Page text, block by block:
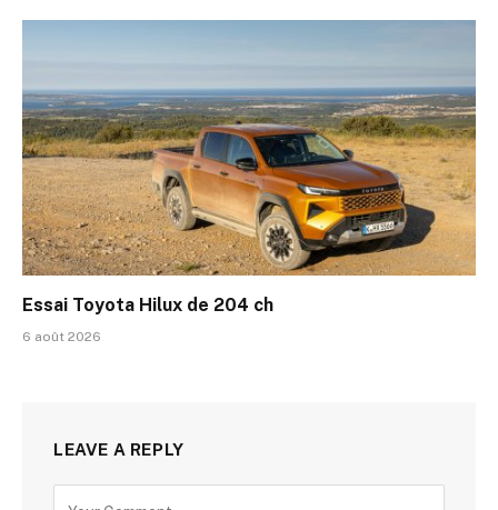
Essai Toyota Hilux de 204 ch
6 août 2026
LEAVE A REPLY